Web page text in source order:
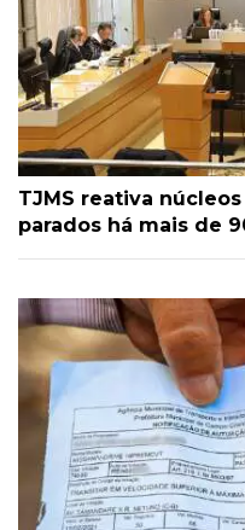
TJMS reativa
parados há mais de